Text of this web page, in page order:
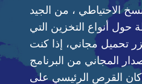
الاحتياطي ، من الجيد
أنواع التخزين التي
تحميل مجاني، إذا كنت
المجاني من البرنامج
كان القرص الرئيسي على